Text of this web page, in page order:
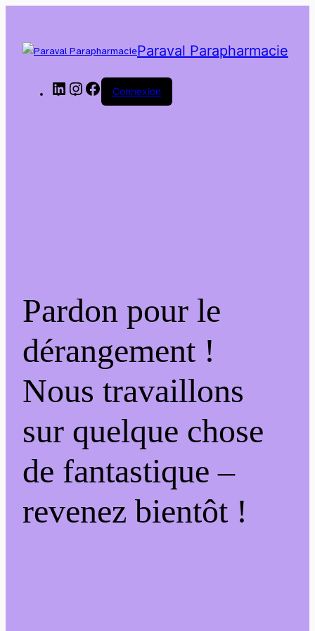
Paraval Parapharmacie
LinkedInInstagram
Facebook
Connexion
Pardon pour le
dérangement !
Nous travaillons
sur quelque chose
de fantastique –
revenez bientôt !